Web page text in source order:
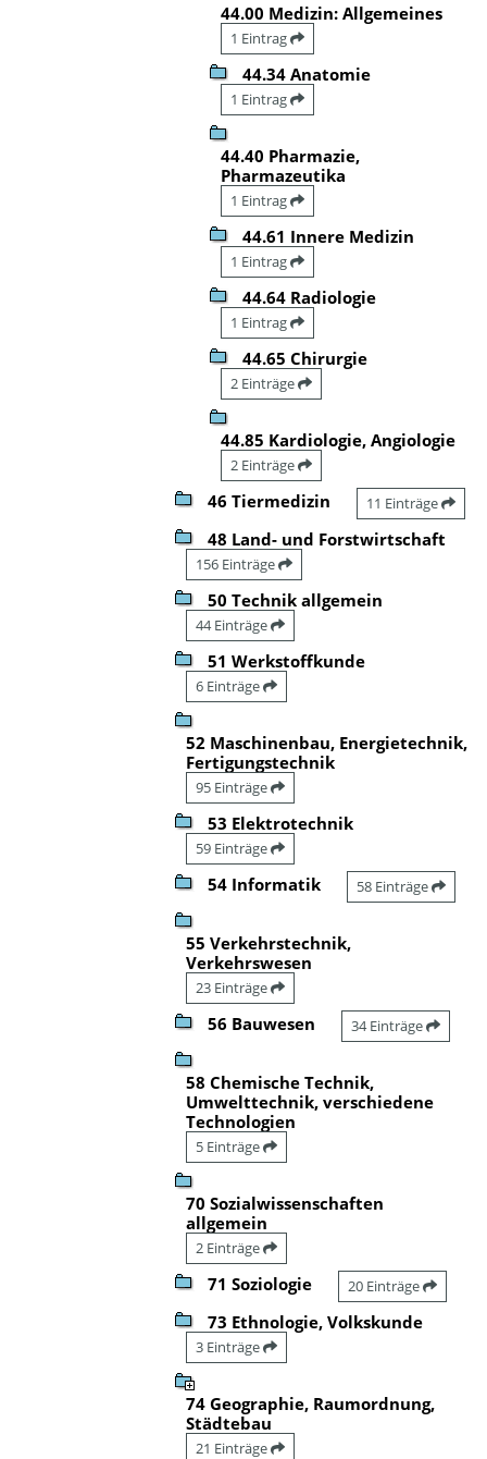
44.00 Medizin: Allgemeines
1 Eintrag
44.34 Anatomie
1 Eintrag
44.40 Pharmazie,
Pharmazeutika
1 Eintrag
44.61 Innere Medizin
1 Eintrag
44.64 Radiologie
1 Eintrag
44.65 Chirurgie
2 Einträge
44.85 Kardiologie, Angiologie
2 Einträge
46 Tiermedizin 11 Einträge
48 Land- und Forstwirtschaft
156 Einträge
50 Technik allgemein
44 Einträge
51 Werkstoffkunde
6 Einträge
52 Maschinenbau, Energietechnik,
Fertigungstechnik
95 Einträge
53 Elektrotechnik
59 Einträge
54 Informatik 58 Einträge
55 Verkehrstechnik,
Verkehrswesen
23 Einträge
56 Bauwesen 34 Einträge
58 Chemische Technik,
Umwelttechnik, verschiedene
Technologien
5 Einträge
70 Sozialwissenschaften
allgemein
2 Einträge
71 Soziologie 20 Einträge
73 Ethnologie, Volkskunde
3 Einträge
74 Geographie, Raumordnung,
Städtebau
21 Einträge